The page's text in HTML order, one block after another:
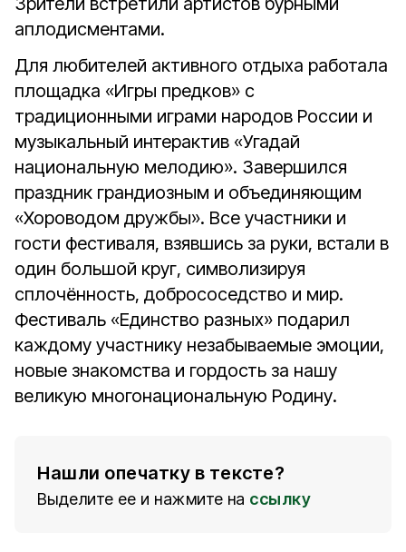
аплодисментами.
Для любителей активного отдыха работала
площадка «Игры предков» с
традиционными играми народов России и
музыкальный интерактив «Угадай
национальную мелодию». Завершился
праздник грандиозным и объединяющим
«Хороводом дружбы». Все участники и
гости фестиваля, взявшись за руки, встали в
один большой круг, символизируя
сплочённость, добрососедство и мир.
Фестиваль «Единство разных» подарил
каждому участнику незабываемые эмоции,
новые знакомства и гордость за нашу
великую многонациональную Родину.
Нашли опечатку в тексте?
Выделите ее и нажмите на ссылку